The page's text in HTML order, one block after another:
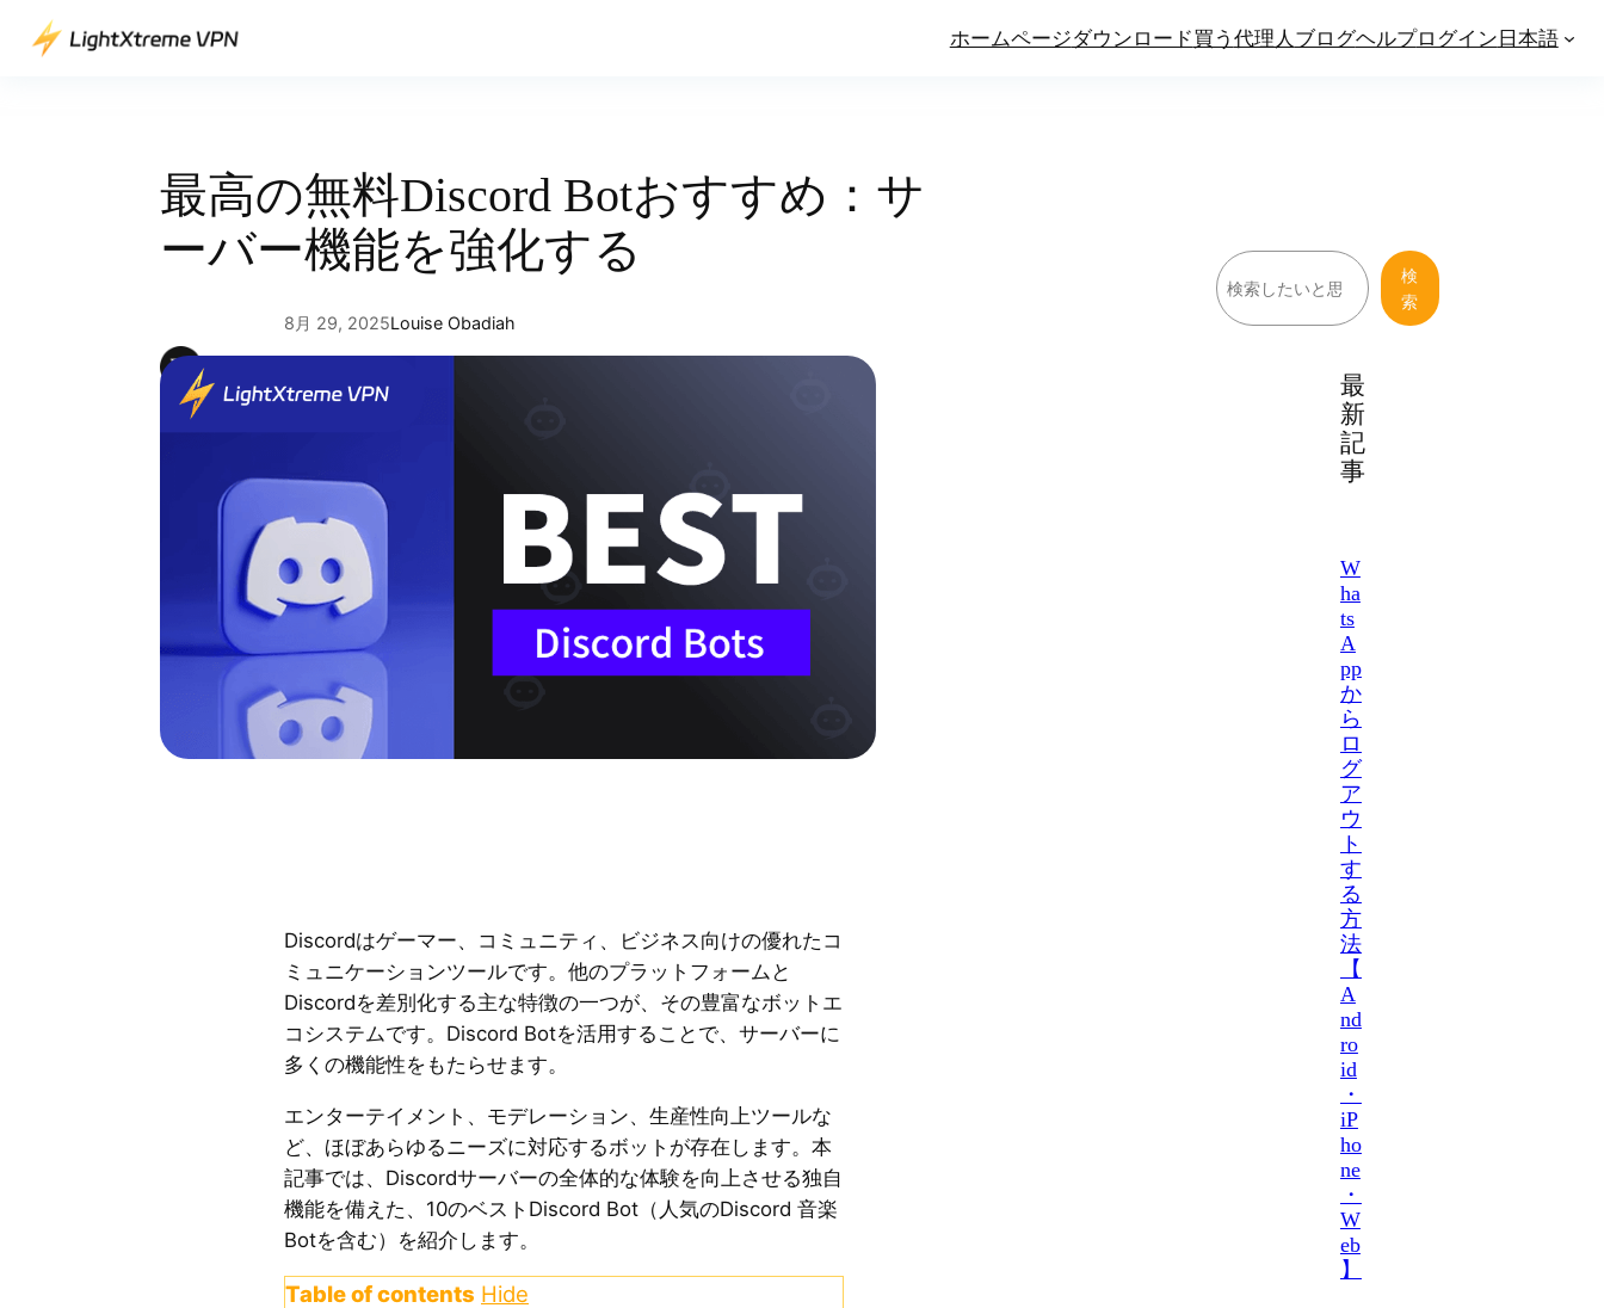
ホームページダウンロード買う 代理人 ブログヘルプログイン日本語
最高の無料Discord Botおすすめ：サ
ーバー機能を強化する
8月 29, 2025Louise Obadiah
Discordはゲーマー、コミュニティ、ビジネス向けの優れたコ
ミュニケーションツールです。他のプラットフォームと
Discordを差別化する主な特徴の一つが、その豊富なボットエ
コシステムです。Discord Botを活用することで、サーバーに
多くの機能性をもたらせます。
エンターテイメント、モデレーション、生産性向上ツールな
ど、ほぼあらゆるニーズに対応するボットが存在します。本
記事では、Discordサーバーの全体的な体験を向上させる独自
機能を備えた、10のベストDiscord Bot（人気のDiscord 音楽
Botを含む）を紹介します。
Table of contents Hide
検
索
検
索
最
新
記
事
W
ha
ts
A
pp
か
ら
ロ
グ
ア
ウ
ト
す
る
方
法
【
A
nd
ro
id
・
iP
ho
ne
・
W
eb
】